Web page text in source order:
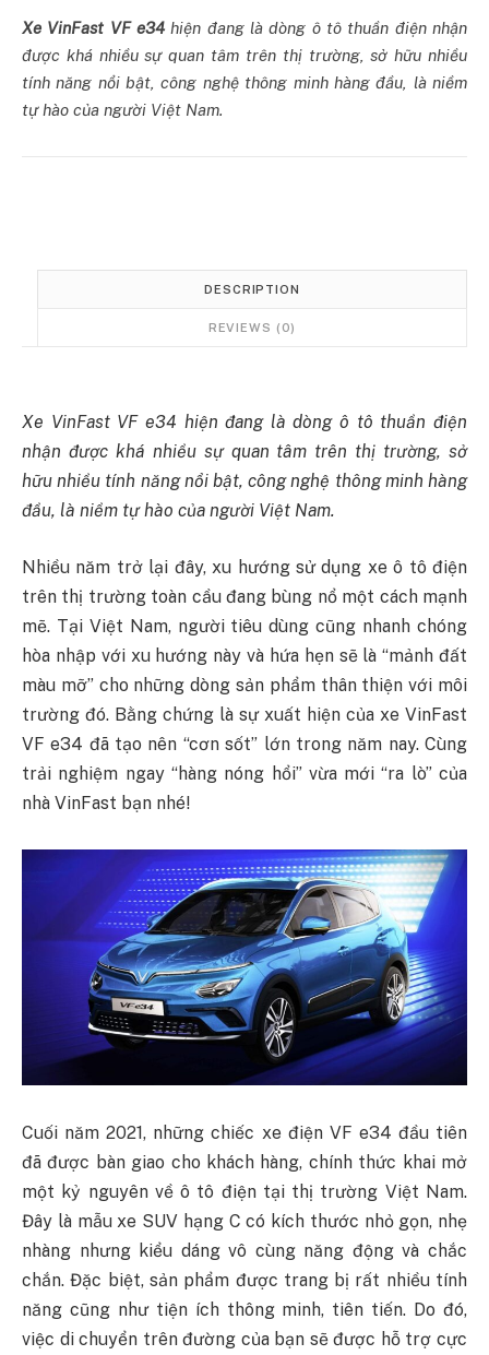
Xe VinFast VF e34 hiện đang là dòng ô tô thuần điện nhận
được khá nhiều sự quan tâm trên thị trường, sở hữu nhiều
tính năng nổi bật, công nghệ thông minh hàng đầu, là niềm
tự hào của người Việt Nam.
DESCRIPTION
REVIEWS (0)
Xe VinFast VF e34 hiện đang là dòng ô tô thuần điện
nhận được khá nhiều sự quan tâm trên thị trường, sở
hữu nhiều tính năng nổi bật, công nghệ thông minh hàng
đầu, là niềm tự hào của người Việt Nam.
Nhiều năm trở lại đây, xu hướng sử dụng xe ô tô điện
trên thị trường toàn cầu đang bùng nổ một cách mạnh
mẽ. Tại Việt Nam, người tiêu dùng cũng nhanh chóng
hòa nhập với xu hướng này và hứa hẹn sẽ là “mảnh đất
màu mỡ” cho những dòng sản phẩm thân thiện với môi
trường đó. Bằng chứng là sự xuất hiện của xe VinFast
VF e34 đã tạo nên “cơn sốt” lớn trong năm nay. Cùng
trải nghiệm ngay “hàng nóng hổi” vừa mới “ra lò” của
nhà VinFast bạn nhé!
Cuối năm 2021, những chiếc xe điện VF e34 đầu tiên
đã được bàn giao cho khách hàng, chính thức khai mở
một kỷ nguyên về ô tô điện tại thị trường Việt Nam.
Đây là mẫu xe SUV hạng C có kích thước nhỏ gọn, nhẹ
nhàng nhưng kiểu dáng vô cùng năng động và chắc
chắn. Đặc biệt, sản phẩm được trang bị rất nhiều tính
năng cũng như tiện ích thông minh, tiên tiến. Do đó,
việc di chuyển trên đường của bạn sẽ được hỗ trợ cực